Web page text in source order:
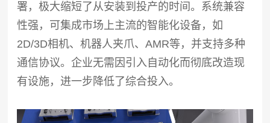
署，极大缩短了从安装到投产的时间。系统兼容
性强，可集成市场上主流的智能化设备，如
2D/3D相机、机器人夹爪、AMR等，并支持多种
通信协议。企业无需因引入自动化而彻底改造现
有设施，进一步降低了综合投入。